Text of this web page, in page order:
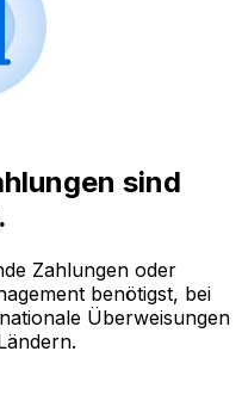
sind
Zahlungen oder
benötigst, bei
Überweisungen